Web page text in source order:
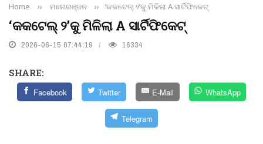
Home ›› ମନୋରଞ୍ଜନ ›› ‘କକଟେଲ୍ ୨’କୁ ମିଳିଲା A ସାର୍ଟିଫିକେଟ୍
‘କକଟେଲ୍ ୨’କୁ ମିଳିଲା A ସାର୍ଟିଫିକେଟ୍
2026-06-15 07:44:19 16334
SHARE:
Facebook Twitter E-Mail WhatsApp
Telegram